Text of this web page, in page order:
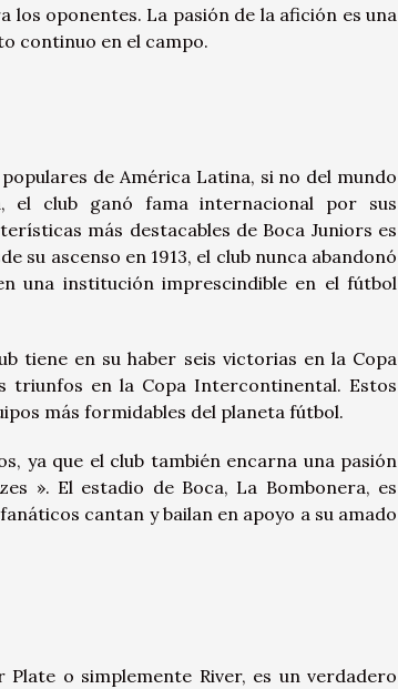
oponentes. La pasión de la afición es una
continuo en el campo.
de América Latina, si no del mundo
el club ganó fama internacional por sus
más destacables de Boca Juniors es
su ascenso en 1913, el club nunca abandonó
una institución imprescindible en el fútbol
tiene en su haber seis victorias en la Copa
triunfos en la Copa Intercontinental. Estos
más formidables del planeta fútbol.
ya que el club también encarna una pasión
». El estadio de Boca, La Bombonera, es
cantan y bailan en apoyo a su amado
Plate o simplemente River, es un verdadero